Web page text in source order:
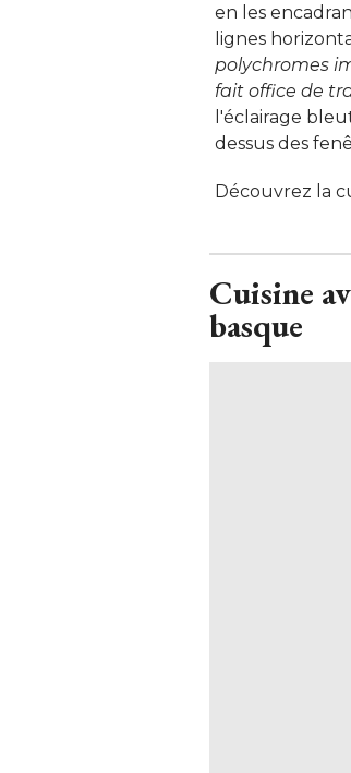
en les
lignes
polychromes
fait office de
l'éclairage
dessus des
Découvrez la
Cuisine
basque